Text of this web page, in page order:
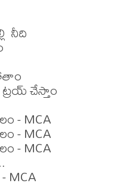
నీది
చేస్తాం
- MCA
- MCA
- MCA
MCA